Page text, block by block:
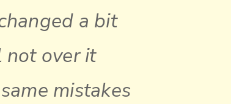
a bit
not over it
mistakes